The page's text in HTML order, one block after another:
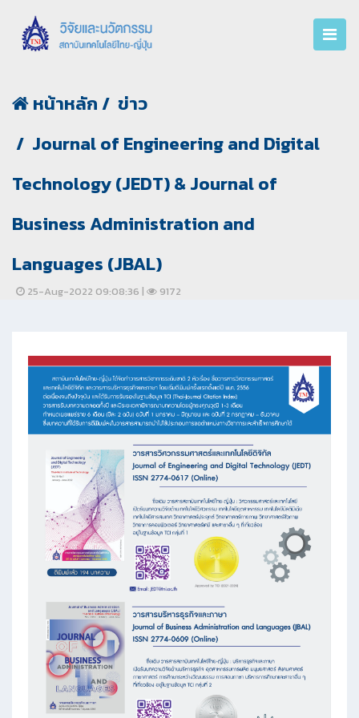
หน้าหลัก
ข่าว
Journal of Engineering and Digital
Technology (JEDT) & Journal of
Business Administration and
Languages (JBAL)
25-Aug-2022 09:08:36 | 9172